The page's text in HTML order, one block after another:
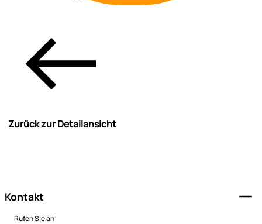
Zurück zur Detailansicht
Kontakt
Rufen Sie an